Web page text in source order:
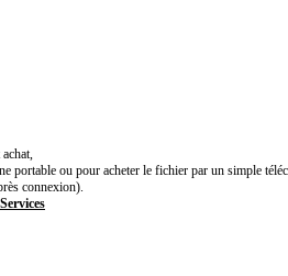
portable ou pour acheter le fichier par un simple
connexion).